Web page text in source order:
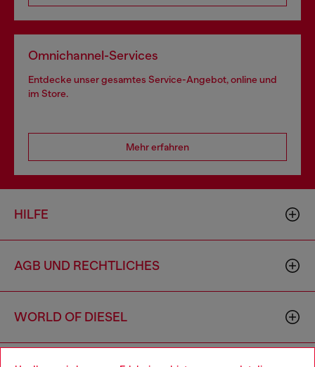
Omnichannel-Services
Entdecke unser gesamtes Service-Angebot, online und
im Store.
Mehr erfahren
HILFE
AGB UND RECHTLICHES
WORLD OF DIESEL